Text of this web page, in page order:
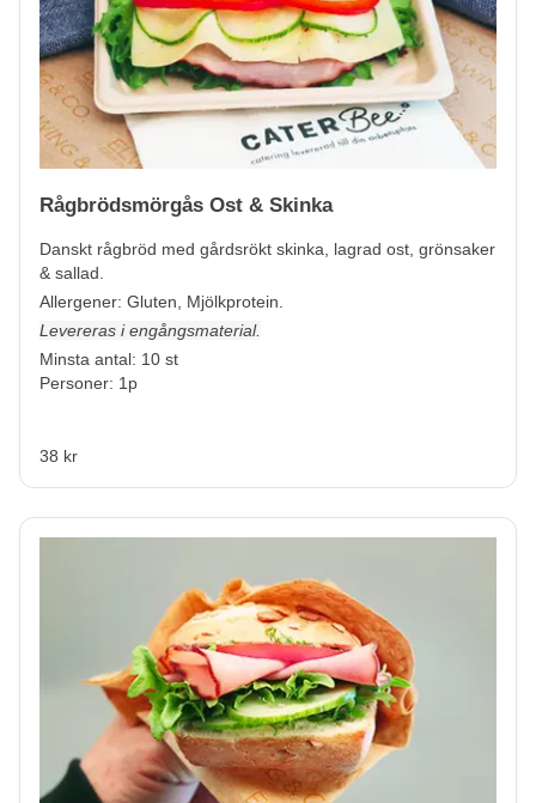
Rågbrödsmörgås Ost & Skinka
Danskt rågbröd med gårdsrökt skinka, lagrad ost, grönsaker
& sallad.
Allergener: Gluten, Mjölkprotein.
Levereras i engångsmaterial.
Minsta antal: 10 st
Personer: 1p
38 kr